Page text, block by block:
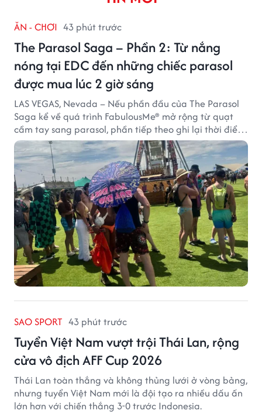
ĂN - CHƠI 43 phút trước
The Parasol Saga – Phần 2: Từ nắng
nóng tại EDC đến những chiếc parasol
được mua lúc 2 giờ sáng
LAS VEGAS, Nevada – Nếu phần đầu của The Parasol
Saga kể về quá trình FabulousMe® mở rộng từ quạt
cầm tay sang parasol, phần tiếp theo ghi lại thời điểm
sản phẩm được thị trường đón nhận và dần vượt khỏi
công năng che nắng thông thường.
SAO SPORT 43 phút trước
Tuyển Việt Nam vượt trội Thái Lan, rộng
cửa vô địch AFF Cup 2026
Thái Lan toàn thắng và không thủng lưới ở vòng bảng,
nhưng tuyển Việt Nam mới là đội tạo ra nhiều dấu ấn
lớn hơn với chiến thắng 3-0 trước Indonesia.